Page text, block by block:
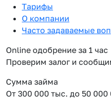
Тарифы
О компании
Часто задаваемые
Online одобрение за 1 час
Проверим залог и
Сумма займа
От 300 000 тыс. до 50 000